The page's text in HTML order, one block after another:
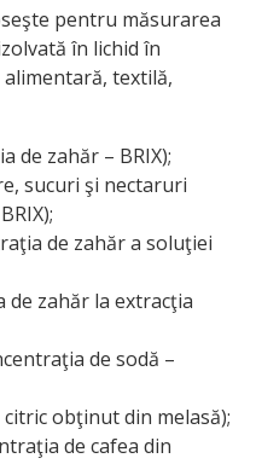
pentru măsurarea
în lichid în
textilă,
de zahăr – BRIX);
sucuri şi nectaruri
de zahăr a soluţiei
de zahăr la extracţia
de sodă –
obţinut din melasă);
de cafea din